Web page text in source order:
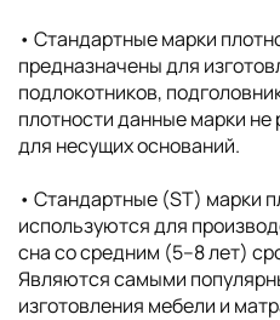
• Cтандартные марки
предназначены для
подлокотников,
плотности данные марки
для несущих оснований.
• Стандартные (ST) марки
используются для
сна со средним (5–8 лет)
Являются самыми
изготовления мебели и